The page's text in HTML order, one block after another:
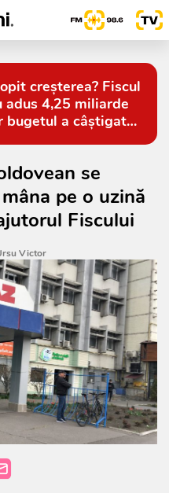
creșterea? Fiscul
adus 4,25 miliarde
bugetul a câștigat
se
pe o uzină
Fiscului
Victor